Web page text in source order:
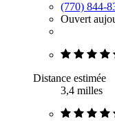
(770) 844-
Ouvert
Distance estimée
3,4 milles